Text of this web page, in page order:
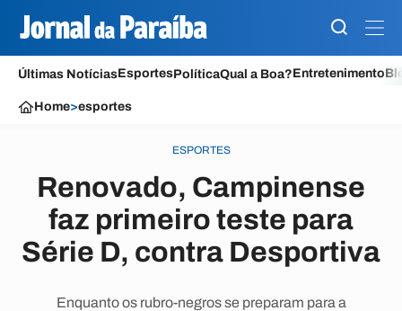
Últimas NotíciasEsportesPolíticaQual a Boa?Entretenimento
Home>esportes
ESPORTES
Renovado, Campinense
faz primeiro teste para
Série D, contra Desportiva
Enquanto os rubro-negros se preparam para a